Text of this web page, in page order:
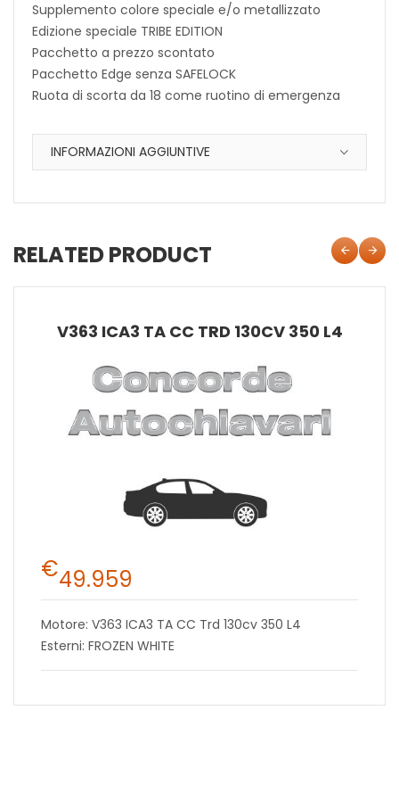
Supplemento colore speciale e/o metallizzato
Edizione speciale TRIBE EDITION
Pacchetto a prezzo scontato
Pacchetto Edge senza SAFELOCK
Ruota di scorta da 18 come ruotino di emergenza
INFORMAZIONI AGGIUNTIVE
RELATED PRODUCT
V363 ICA3 TA CC TRD 130CV 350 L4
€49.959
Motore: V363 ICA3 TA CC Trd 130cv 350 L4
Esterni: FROZEN WHITE